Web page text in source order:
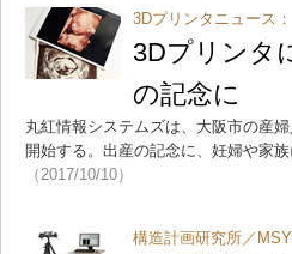
3Dプリンタニュース：
3Dプリンタ
の記念に
丸紅情報システムズは、大阪市の産
開始する。出産の記念に、妊婦や家
（2017/10/10）
構造計画研究所／